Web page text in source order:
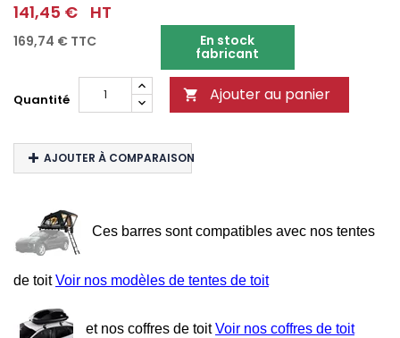
141,45 € HT
169,74 € TTC En stock
fabricant
Quantité  Ajouter au panier
AJOUTER À COMPARAISON
Ces barres sont compatibles avec nos tentes
de toitVoir nos modèles de tentes de toit
et nos coffres de toitVoir nos coffres de toit